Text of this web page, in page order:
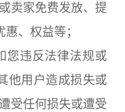
家免费发放、提
、权益等；
违反法律法规或
他用户造成损失或
受任何损失或遭受